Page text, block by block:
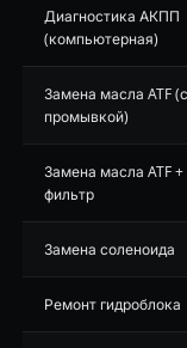
Диагностика АКПП
(компьютерная)
Замена масла ATF (с
промывкой)
Замена масла ATF +
фильтр
Замена соленоида
Ремонт гидроблока